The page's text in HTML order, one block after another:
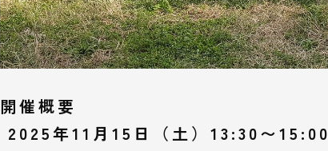
開催概要
2025年11月15日（土）13:30〜15:00